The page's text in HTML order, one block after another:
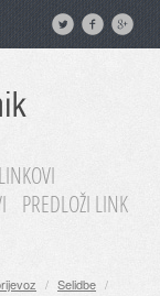
PREDLOŽI LINK
/ Selidbe /